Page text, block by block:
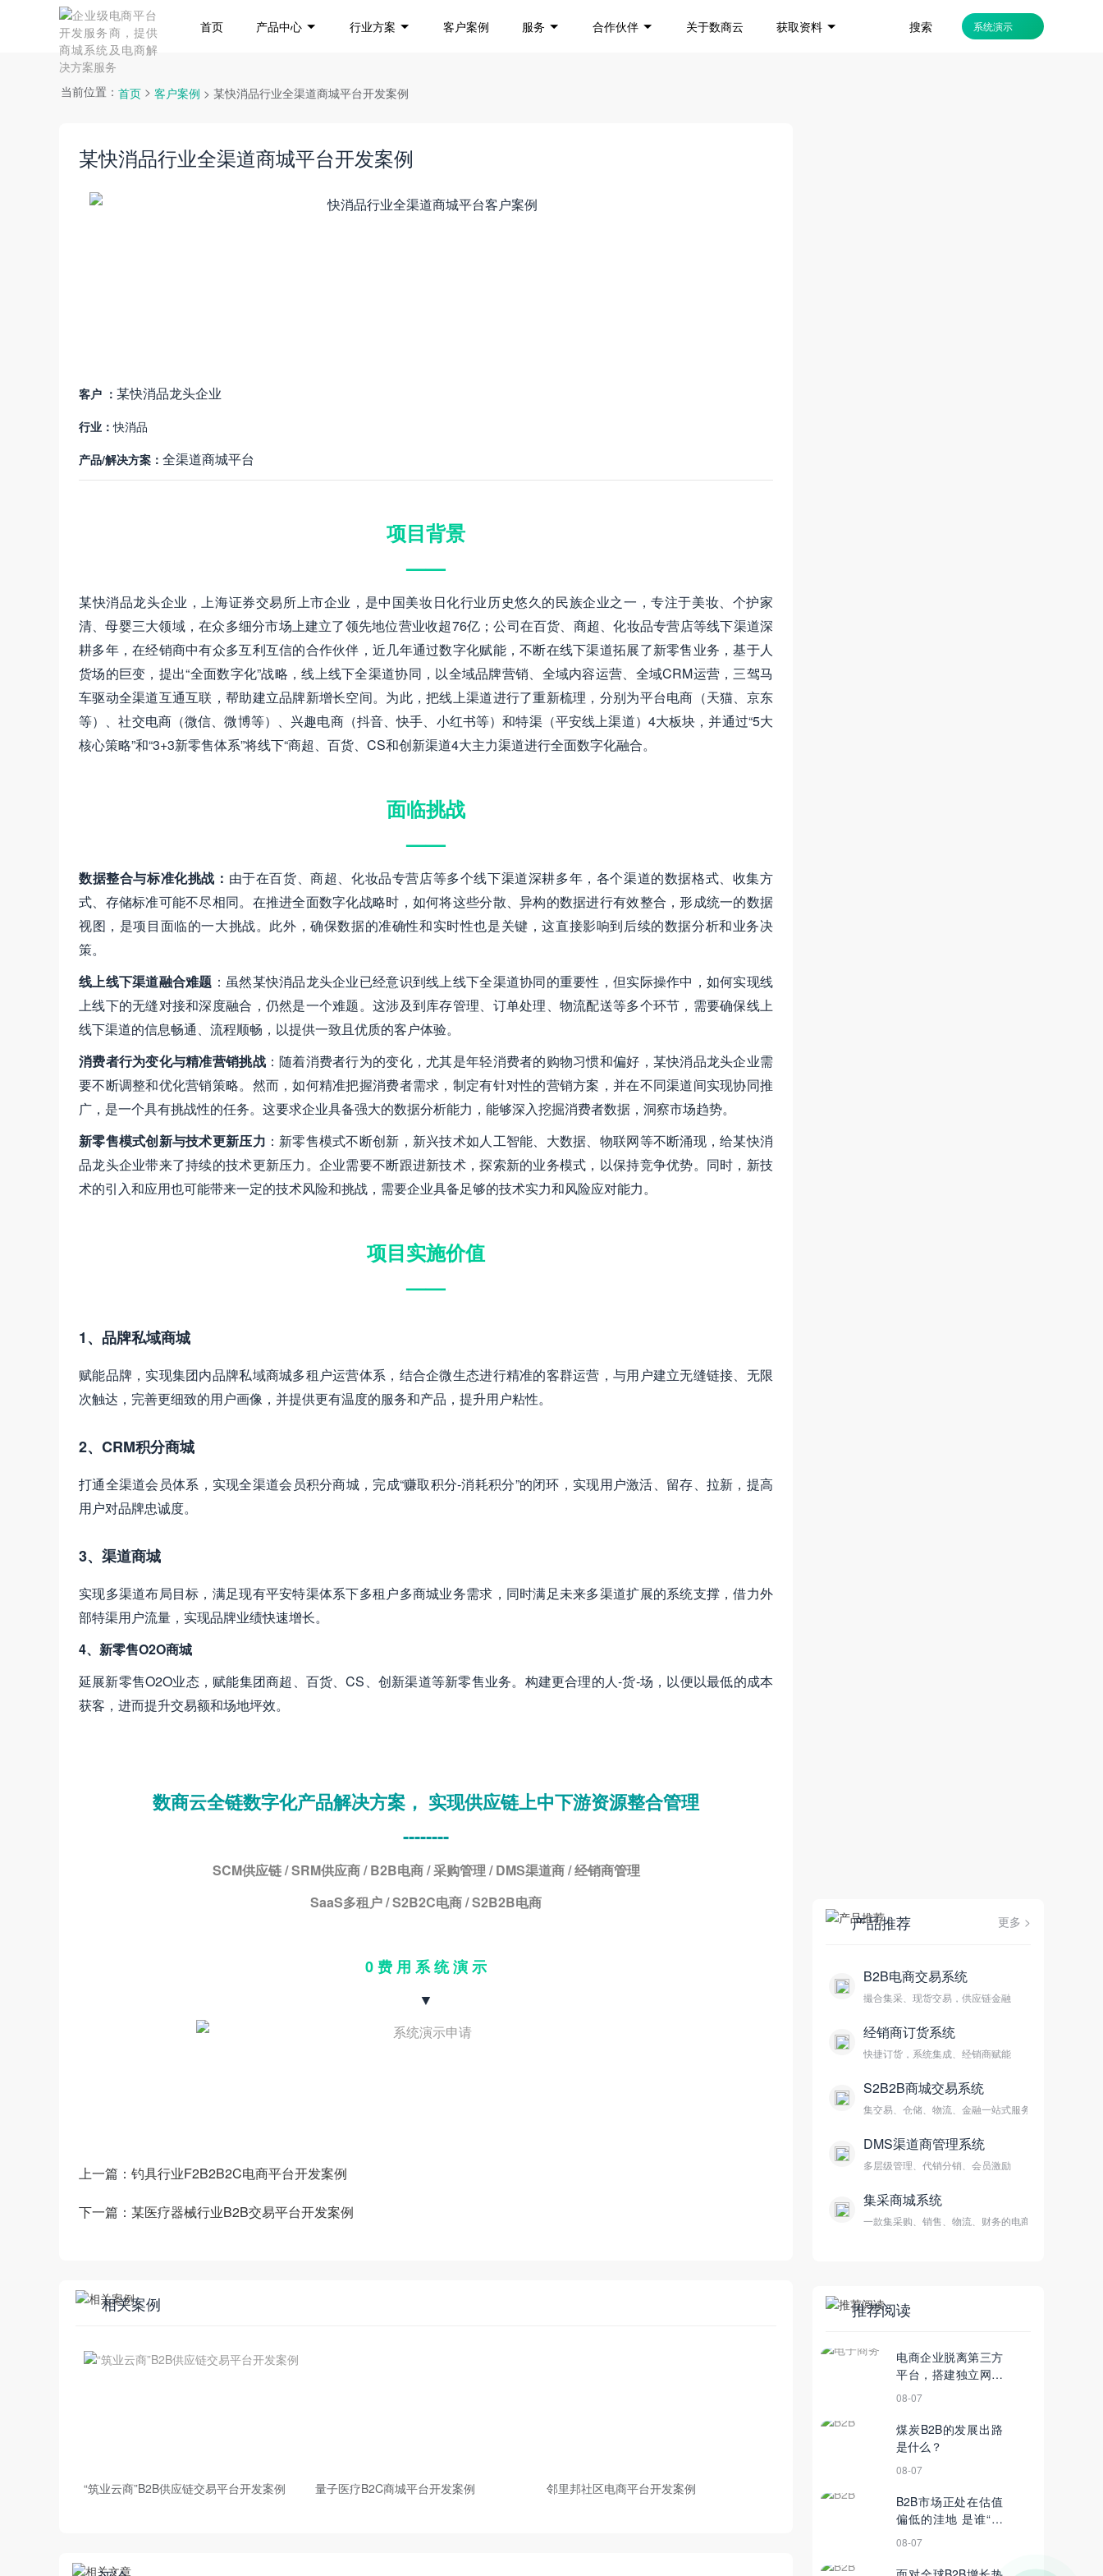
首页 产品中心 行业方案 客户案例 服务 合作伙伴 关于数商云 获取资料 搜索 系统演示
当前位置： 首页 > 客户案例 > 某快消品行业全渠道商城平台开发案例
某快消品行业全渠道商城平台开发案例
客户 ： 某快消品龙头企业
行业：快消品
产品/解决方案： 全渠道商城平台
项目背景
——
某快消品龙头企业，上海证券交易所上市企业，是中国美妆日化行业历史悠久的民族企业之一，专注于美妆、个护家
清、母婴三大领域，在众多细分市场上建立了领先地位营业收超76亿；公司在百货、商超、化妆品专营店等线下渠道深
耕多年，在经销商中有众多互利互信的合作伙伴，近几年通过数字化赋能，不断在线下渠道拓展了新零售业务，基于人
货场的巨变，提出“全面数字化”战略，线上线下全渠道协同，以全域品牌营销、全域内容运营、全域CRM运营，三驾马
车驱动全渠道互通互联，帮助建立品牌新增长空间。为此，把线上渠道进行了重新梳理，分别为平台电商（天猫、京东
等）、社交电商（微信、微博等）、兴趣电商（抖音、快手、小红书等）和特渠（平安线上渠道）4大板块，并通过“5大
核心策略”和“3+3新零售体系”将线下“商超、百货、CS和创新渠道4大主力渠道进行全面数字化融合。
面临挑战
——
数据整合与标准化挑战： 由于在百货、商超、化妆品专营店等多个线下渠道深耕多年，各个渠道的数据格式、收集方
式、存储标准可能不尽相同。在推进全面数字化战略时，如何将这些分散、异构的数据进行有效整合，形成统一的数据
视图，是项目面临的一大挑战。此外，确保数据的准确性和实时性也是关键，这直接影响到后续的数据分析和业务决
策。
线上线下渠道融合难题 ：虽然某快消品龙头企业已经意识到线上线下全渠道协同的重要性，但实际操作中，如何实现线
上线下的无缝对接和深度融合，仍然是一个难题。这涉及到库存管理、订单处理、物流配送等多个环节，需要确保线上
线下渠道的信息畅通、流程顺畅，以提供一致且优质的客户体验。
消费者行为变化与精准营销挑战：随着消费者行为的变化，尤其是年轻消费者的购物习惯和偏好，某快消品龙头企业需
要不断调整和优化营销策略。然而，如何精准把握消费者需求，制定有针对性的营销方案，并在不同渠道间实现协同推
广，是一个具有挑战性的任务。这要求企业具备强大的数据分析能力，能够深入挖掘消费者数据，洞察市场趋势。
新零售模式创新与技术更新压力 ：新零售模式不断创新，新兴技术如人工智能、大数据、物联网等不断涌现，给某快消
品龙头企业带来了持续的技术更新压力。企业需要不断跟进新技术，探索新的业务模式，以保持竞争优势。同时，新技
术的引入和应用也可能带来一定的技术风险和挑战，需要企业具备足够的技术实力和风险应对能力。
项目实施价值
——
1、品牌私域商城
赋能品牌，实现集团内品牌私域商城多租户运营体系，结合企微生态进行精准的客群运营，与用户建立无缝链接、无限
次触达，完善更细致的用户画像，并提供更有温度的服务和产品，提升用户粘性。
2、CRM积分商城
打通全渠道会员体系，实现全渠道会员积分商城，完成“赚取积分-消耗积分”的闭环，实现用户激活、留存、拉新，提高
用户对品牌忠诚度。
3、渠道商城
实现多渠道布局目标，满足现有平安特渠体系下多租户多商城业务需求，同时满足未来多渠道扩展的系统支撑，借力外
部特渠用户流量，实现品牌业绩快速增长。
4、新零售O2O商城
延展新零售O2O业态，赋能集团商超、百货、CS、创新渠道等新零售业务。构建更合理的人-货-场，以便以最低的成本
获客，进而提升交易额和场地坪效。
数商云全链数字化产品解决方案， 实现供应链上中下游资源整合管理
--------
SCM供应链 / SRM供应商 / B2B电商 / 采购管理 / DMS渠道商 / 经销商管理
SaaS多租户 / S2B2C电商 / S2B2B电商
0 费 用 系 统 演 示
▼
上一篇： 钓具行业F2B2B2C电商平台开发案例
下一篇： 某医疗器械行业B2B交易平台开发案例
相关案例
“筑业云商”B2B供应链交易平台开发案例 量子医疗B2C商城平台开发案例 邻里邦社区电商平台开发案例
产品推荐 更多 >
B2B电商交易系统
撮合集采、现货交易，供应链金融
经销商订货系统
快捷订货，系统集成、经销商赋能
S2B2B商城交易系统
集交易、仓储、物流、金融一站式服务
DMS渠道商管理系统
多层级管理、代销分销、会员激励
集采商城系统
一款集采购、销售、物流、财务的电商平台
推荐阅读
电商企业脱离第三方
平台，搭建独立网上
商城系统
08-07
煤炭B2B的发展出路
是什么？
08-07
B2B市场正处在估值
偏低的洼地 是谁“坑
了”这个风口？
08-07